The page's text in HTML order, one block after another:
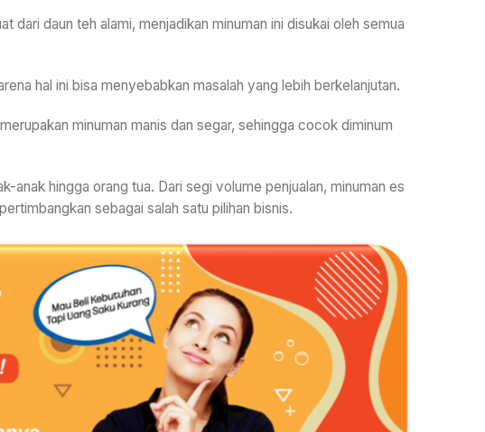
dari daun teh alami, menjadikan minuman ini disukai oleh semua
hal ini bisa menyebabkan masalah yang lebih berkelanjutan.
minuman manis dan segar, sehingga cocok diminum
anak hingga orang tua. Dari segi volume penjualan, minuman es
sebagai salah satu pilihan bisnis.